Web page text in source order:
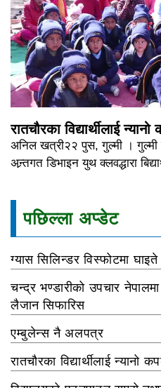
रातचौरका विद्यार्थीलाई
अनिल खत्री२२ पुस, गुल्मी । गुल्मी
अन्र्तगत डिभाइन युथ क्लवद्धारा
पछिल्ला अप्डेट
ग्यास सिलिन्डर विस्फोटमा
चन्द्र भण्डारीको उपचार
लैजान सिफारिस
एम्बुलेन्स नै अलपत्र
रातचौरका विद्यार्थीलाई न्यानो